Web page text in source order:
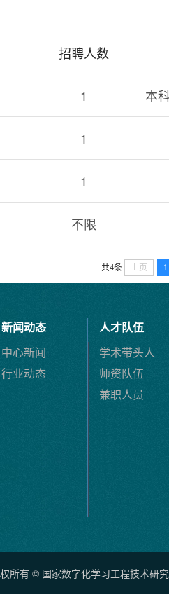
招聘人数
1
1
1
不限
共4条 上页 1
新闻动态
中心新闻
行业动态
人才队伍
学术带头人
师资队伍
兼职人员
所有 © 国家数字化学习工程技术研